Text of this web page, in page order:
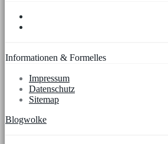
Informationen & Formelles
Impressum
Datenschutz
Sitemap
Blogwolke